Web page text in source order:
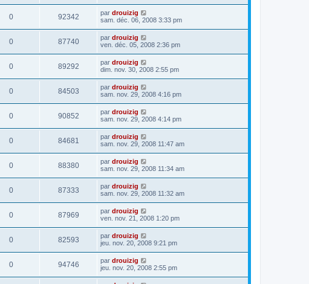
0 92342 par drouizig
sam. déc. 06, 2008 3:33 pm
0 87740 par drouizig
ven. déc. 05, 2008 2:36 pm
0 89292 par drouizig
dim. nov. 30, 2008 2:55 pm
0 84503 par drouizig
sam. nov. 29, 2008 4:16 pm
0 90852 par drouizig
sam. nov. 29, 2008 4:14 pm
0 84681 par drouizig
sam. nov. 29, 2008 11:47 am
0 88380 par drouizig
sam. nov. 29, 2008 11:34 am
0 87333 par drouizig
sam. nov. 29, 2008 11:32 am
0 87969 par drouizig
ven. nov. 21, 2008 1:20 pm
0 82593 par drouizig
jeu. nov. 20, 2008 9:21 pm
0 94746 par drouizig
jeu. nov. 20, 2008 2:55 pm